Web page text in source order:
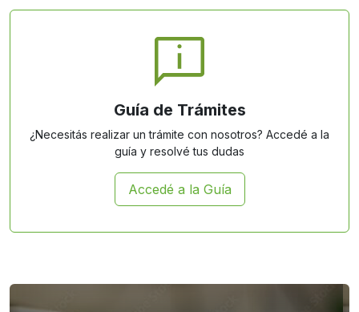
Guía de Trámites
¿Necesitás realizar un trámite con nosotros? Accedé a la
guía y resolvé tus dudas
Accedé a la Guía